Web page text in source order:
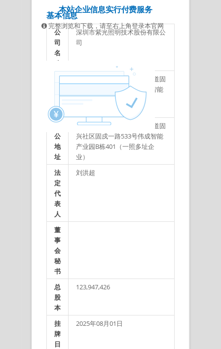
基本信息
公
司
名
称
深圳市紫光照明技术股份有限公
司
注
地
址
广东省深圳市宝安区西乡街道固
兴社区固戍一路533号伟成智能
产业园B栋401（一照多址企
办
公
地
址
广东省深圳市宝安区西乡街道固
兴社区固戍一路533号伟成智能
产业园B栋401（一照多址企
业）
法
定
代
表
人
刘洪超
董
事
会
秘
书
总
股
本
123,947,426
挂
牌
日
2025年08月01日
本站企业信息实行付费服务
完整浏览和下载，请至右上角登录本官网